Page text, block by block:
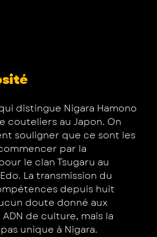
distingue Nigara Hamono
couteliers au Japon. On
souligner que ce sont les
par la
le clan Tsugaru au
La transmission du
depuis huit
doute donné aux
de culture, mais la
unique à Nigara.